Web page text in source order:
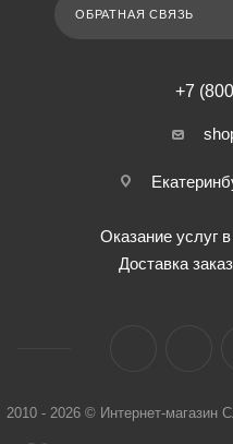
ОБРАТНАЯ СВЯЗЬ
+7
Оказание услуг
Доставка
2010 - 2026 © Интернет-магазин